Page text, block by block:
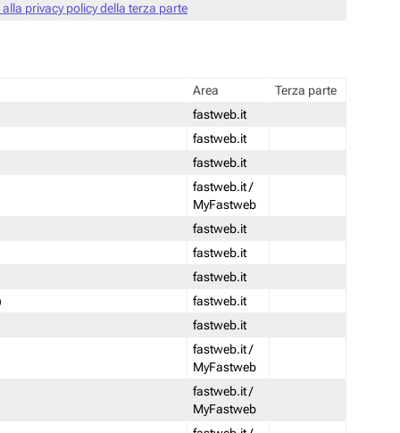
alla privacy policy della terza parte
Area
Terza parte
fastweb.it
fastweb.it
fastweb.it
fastweb.it /
MyFastweb
fastweb.it
fastweb.it
fastweb.it
fastweb.it
fastweb.it
fastweb.it /
MyFastweb
fastweb.it /
MyFastweb